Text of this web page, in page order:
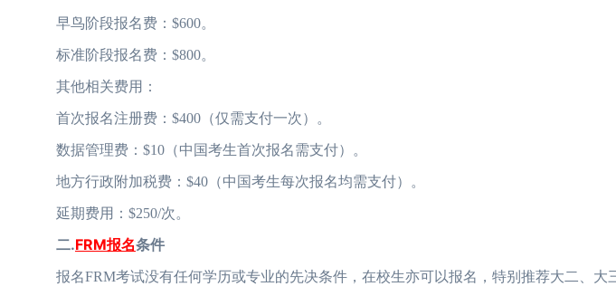
早鸟阶段报名费：$600。
标准阶段报名费：$800。
其他相关费用：
首次报名注册费：$400（仅需支付一次）。
数据管理费：$10（中国考生首次报名需支付）。
地方行政附加税费：$40（中国考生每次报名均需支付）。
延期费用：$250/次。
二.FRM报名条件
报名FRM考试没有任何学历或专业的先决条件，在校生亦可以报名，特别推荐大二、大